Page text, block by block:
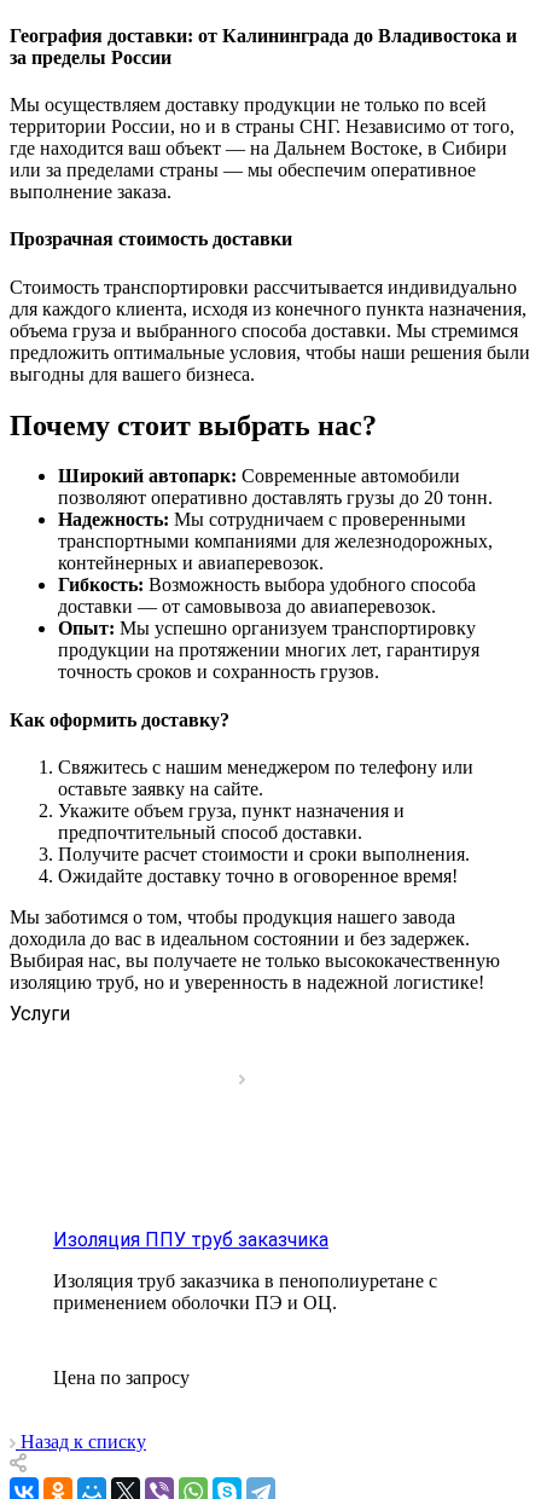
География доставки: от Калининграда до Владивостока и
за пределы России
Мы осуществляем доставку продукции не только по всей
территории России, но и в страны СНГ. Независимо от того,
где находится ваш объект — на Дальнем Востоке, в Сибири
или за пределами страны — мы обеспечим оперативное
выполнение заказа.
Прозрачная стоимость доставки
Стоимость транспортировки рассчитывается индивидуально
для каждого клиента, исходя из конечного пункта назначения,
объема груза и выбранного способа доставки. Мы стремимся
предложить оптимальные условия, чтобы наши решения были
выгодны для вашего бизнеса.
Почему стоит выбрать нас?
Широкий автопарк: Современные автомобили
позволяют оперативно доставлять грузы до 20 тонн.
Надежность: Мы сотрудничаем с проверенными
транспортными компаниями для железнодорожных,
контейнерных и авиаперевозок.
Гибкость: Возможность выбора удобного способа
доставки — от самовывоза до авиаперевозок.
Опыт: Мы успешно организуем транспортировку
продукции на протяжении многих лет, гарантируя
точность сроков и сохранность грузов.
Как оформить доставку?
Свяжитесь с нашим менеджером по телефону или
оставьте заявку на сайте.
Укажите объем груза, пункт назначения и
предпочтительный способ доставки.
Получите расчет стоимости и сроки выполнения.
Ожидайте доставку точно в оговоренное время!
Мы заботимся о том, чтобы продукция нашего завода
доходила до вас в идеальном состоянии и без задержек.
Выбирая нас, вы получаете не только высококачественную
изоляцию труб, но и уверенность в надежной логистике!
Услуги
Изоляция ППУ труб заказчика
Изоляция труб заказчика в пенополиуретане с
применением оболочки ПЭ и ОЦ.
Цена по запросу
Назад к списку